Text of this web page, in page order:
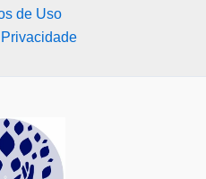
de Uso